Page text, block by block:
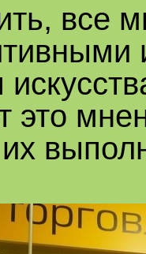
все
это